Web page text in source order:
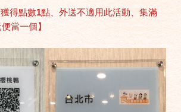
獲得點數1點、外送不適用此活動、集滿
當一個】